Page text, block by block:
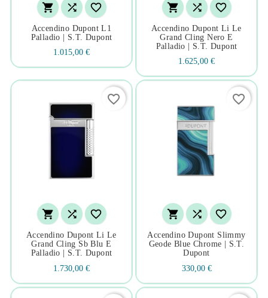
  
Accendino Dupont L1
Palladio | S.t. Dupont
1.015,00 €
  
Accendino Dupont Li Le
Grand Cling Nero E
Palladio | S.t. Dupont
1.625,00 €
  
Accendino Dupont Li Le
Grand Cling Sb Blu E
Palladio | S.t. Dupont
1.730,00 €
favorite_border
  
Accendino Dupont Slimmy
Geode Blue Chrome | S.t.
Dupont
330,00 €
favorite_border